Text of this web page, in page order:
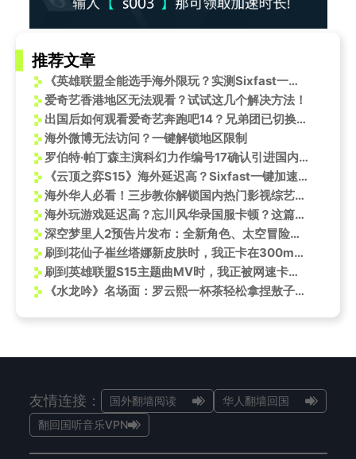
推荐文章
《英雄联盟全能选手海外限玩？实测Sixfast一键加速国服低延迟畅玩》
爱奇艺香港地区无法观看？试试这几个解决方法！
出国后如何观看爱奇艺奔跑吧14？兄弟团已切换整活模式
海外微博无法访问？一键解锁地区限制
罗伯特·帕丁森主演科幻力作编号17确认引进国内！
《云顶之弈S15》海外延迟高？Sixfast一键加速解锁国服畅玩！
海外华人必看！三步教你解锁国内热门影视综艺，不再错过精彩赛事
海外玩游戏延迟高？忘川风华录国服卡顿？这篇攻略帮你解决！
深空梦里人2预告片发布：全新角色、太空冒险和2025年1月31日发售日期确认
刷到花仙子崔丝塔娜新皮肤时，我正卡在300ms延迟上——海外党看国服更新，比打晋级赛还难
刷到英雄联盟S15主题曲MV时，我正被网速卡到崩溃：海外党追国服热点的痛，谁懂？
《水龙吟》名场面：罗云熙一杯茶轻松拿捏敖子逸，网友直呼太宠了！
友情连接： 国外翻墙阅读
华人翻墙回国
翻回国听音乐VPN